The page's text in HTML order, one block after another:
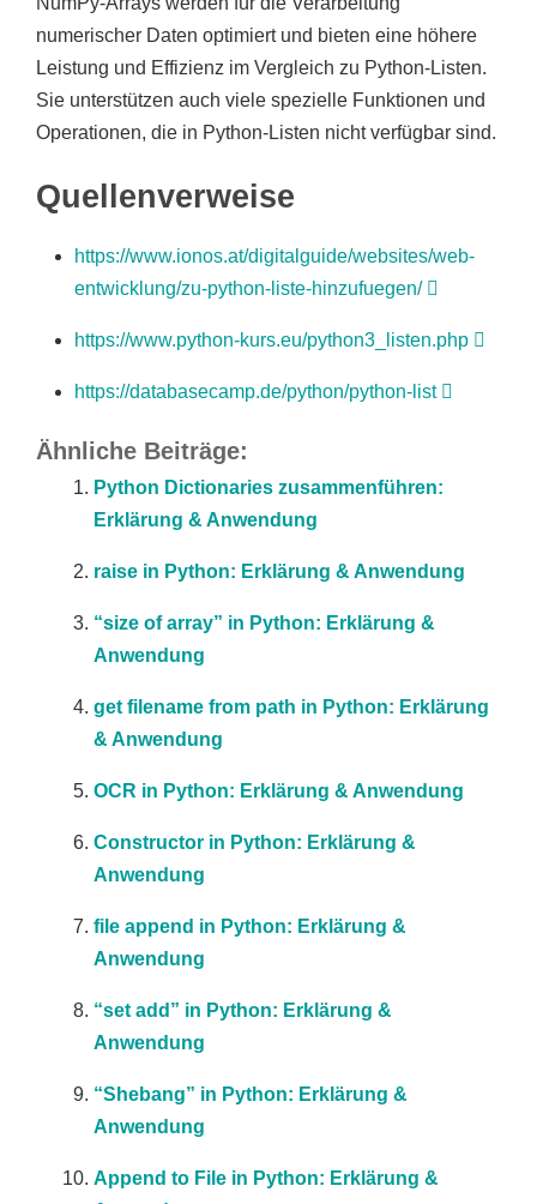
numerischer Daten optimiert und bieten eine höhere
Leistung und Effizienz im Vergleich zu Python-Listen.
Sie unterstützen auch viele spezielle Funktionen und
Operationen, die in Python-Listen nicht verfügbar sind.
Quellenverweise
https://www.ionos.at/digitalguide/websites/web-
entwicklung/zu-python-liste-hinzufuegen/
https://www.python-kurs.eu/python3_listen.php
https://databasecamp.de/python/python-list
Ähnliche Beiträge:
Python Dictionaries zusammenführen:
Erklärung & Anwendung
raise in Python: Erklärung & Anwendung
“size of array” in Python: Erklärung &
Anwendung
get filename from path in Python: Erklärung
& Anwendung
OCR in Python: Erklärung & Anwendung
Constructor in Python: Erklärung &
Anwendung
file append in Python: Erklärung &
Anwendung
“set add” in Python: Erklärung &
Anwendung
“Shebang” in Python: Erklärung &
Anwendung
Append to File in Python: Erklärung &